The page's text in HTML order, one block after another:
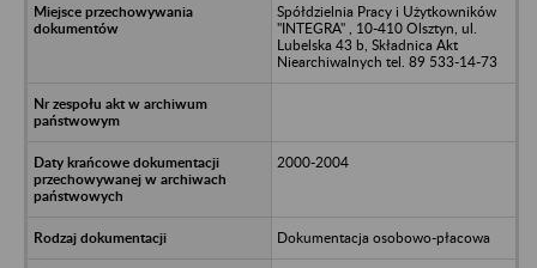
Spółdzielnia Pracy i Użytkowników
"INTEGRA" , 10-410 Olsztyn, ul.
Lubelska 43 b, Składnica Akt
Niearchiwalnych tel. 89 533-14-73
2000-2004
Dokumentacja osobowo-płacowa